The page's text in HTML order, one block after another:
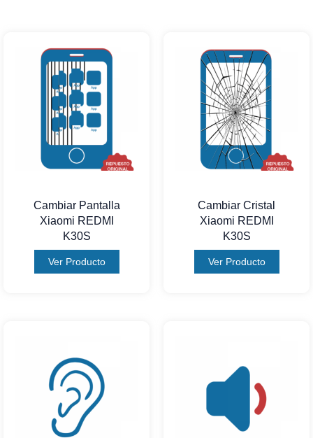
Cambiar Pantalla
Xiaomi REDMI
K30S
Ver Producto
Cambiar Cristal
Xiaomi REDMI
K30S
Ver Producto